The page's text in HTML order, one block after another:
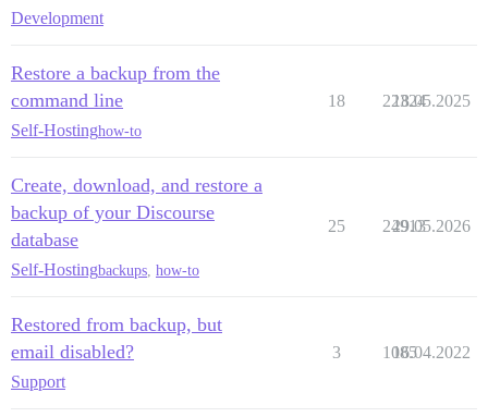
Development
Restore a backup from the
command line
Self-Hostinghow-to
18 22324
18.05.2025
Create, download, and restore a
backup of your Discourse
database
Self-Hostingbackups how-to
25 24913
29.05.2026
Restored from backup, but
email disabled?
Support
3 1085
16.04.2022